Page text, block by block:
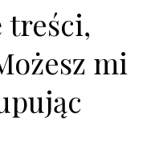
treści,
mi